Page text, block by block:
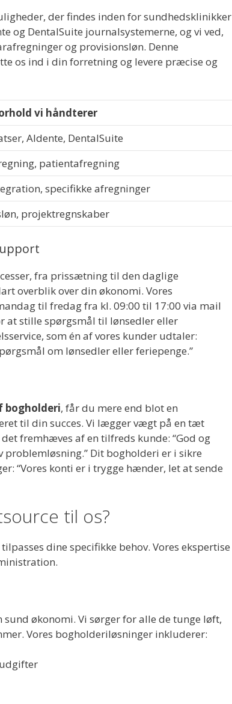
der findes inden for sundhedsklinikker
og DentalSuite journalsystemerne, og vi ved,
og provisionsløn. Denne
os ind i din forretning og levere præcise og
vi håndterer
Aldente, DentalSuite
patientafregning
specifikke afregninger
projektregnskaber
fra prissætning til den daglige
overblik over din økonomi. Vores
til fredag fra kl. 09:00 til 17:00 via mail
at stille spørgsmål til lønsedler eller
som én af vores kunder udtaler:
om lønsedler eller feriepenge.”
bogholderi, får du mere end blot en
til din succes. Vi lægger vægt på en tæt
fremhæves af en tilfreds kunde: “God og
Dit bogholderi er i sikre
“Vores konti er i trygge hænder, let at sende
til os?
dine specifikke behov. Vores ekspertise
økonomi. Vi sørger for alle de tunge løft,
Vores bogholderiløsninger inkluderer: